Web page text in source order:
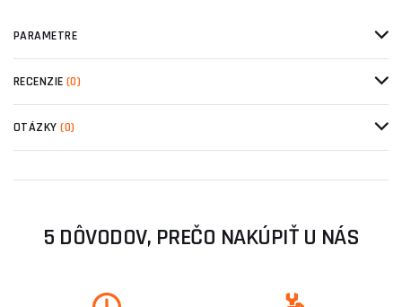
PARAMETRE
RECENZIE (0)
OTÁZKY(0)
5 DÔVODOV, PREČO NAKÚPIŤ U NÁS